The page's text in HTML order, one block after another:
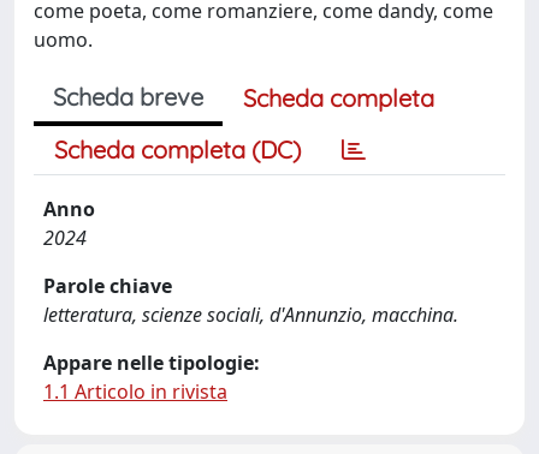
come poeta, come romanziere, come dandy, come
uomo.
Scheda breve
Scheda completa
Scheda completa (DC)
Anno
2024
Parole chiave
letteratura, scienze sociali, d'Annunzio, macchina.
Appare nelle tipologie:
1.1 Articolo in rivista